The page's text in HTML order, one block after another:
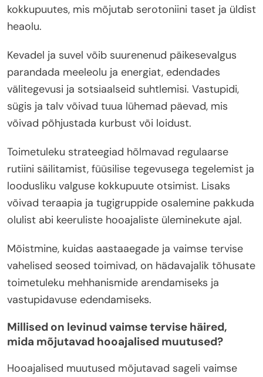
kokkupuutes, mis mõjutab serotoniini taset ja üldist
heaolu.
Kevadel ja suvel võib suurenenud päikesevalgus
parandada meeleolu ja energiat, edendades
välitegevusi ja sotsiaalseid suhtlemisi. Vastupidi,
sügis ja talv võivad tuua lühemad päevad, mis
võivad põhjustada kurbust või loidust.
Toimetuleku strateegiad hõlmavad regulaarse
rutiini säilitamist, füüsilise tegevusega tegelemist ja
loodusliku valguse kokkupuute otsimist. Lisaks
võivad teraapia ja tugigruppide osalemine pakkuda
olulist abi keeruliste hooajaliste üleminekute ajal.
Mõistmine, kuidas aastaaegade ja vaimse tervise
vahelised seosed toimivad, on hädavajalik tõhusate
toimetuleku mehhanismide arendamiseks ja
vastupidavuse edendamiseks.
Millised on levinud vaimse tervise häired,
mida mõjutavad hooajalised muutused?
Hooajalised muutused mõjutavad sageli vaimse